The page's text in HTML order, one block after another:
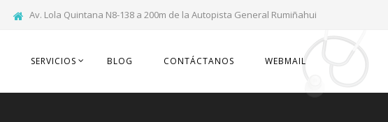
Av. Lola Quintana N8-138 a 200m de la Autopista General Rumiñahui
SERVICIOS BLOG CONTÁCTANOS WEBMAIL